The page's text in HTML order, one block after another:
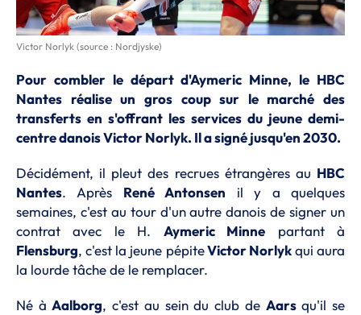
Victor Norlyk (source : Nordjyske)
Pour combler le départ d'Aymeric Minne, le HBC
Nantes réalise un gros coup sur le marché des
transferts en s'offrant les services du jeune demi-
centre danois Victor Norlyk. Il a signé jusqu'en 2030.
Décidément, il pleut des recrues étrangères au HBC
Nantes. Après René Antonsen il y a quelques
semaines, c'est au tour d'un autre danois de signer un
contrat avec le H. Aymeric Minne partant à
Flensburg, c'est la jeune pépiteVictor Norlykqui aura
la lourde tâche de le remplacer.
Né àAalborg, c'est au sein du club de Aarsqu'il se